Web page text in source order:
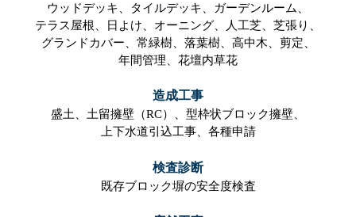
ウッドデッキ、 タイルデッキ、
ガーデンルーム、
テラス屋根、
日よけ、 オーニング、 人工芝、 芝張り、
グランドカバー、 常緑樹、 落葉樹、 高中木、 剪定、
年間管理、 花壇内草花
造成工事
盛土、 土留擁壁（RC）、 型枠状ブロック擁壁、
上下水道引込工事、 各種申請
検査診断
既存ブロック塀の安全度検査